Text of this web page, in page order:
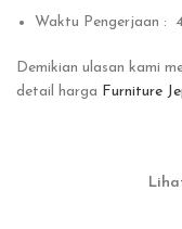
Waktu Pengerjaan :
Demikian ulasan kami
detail harga Furniture